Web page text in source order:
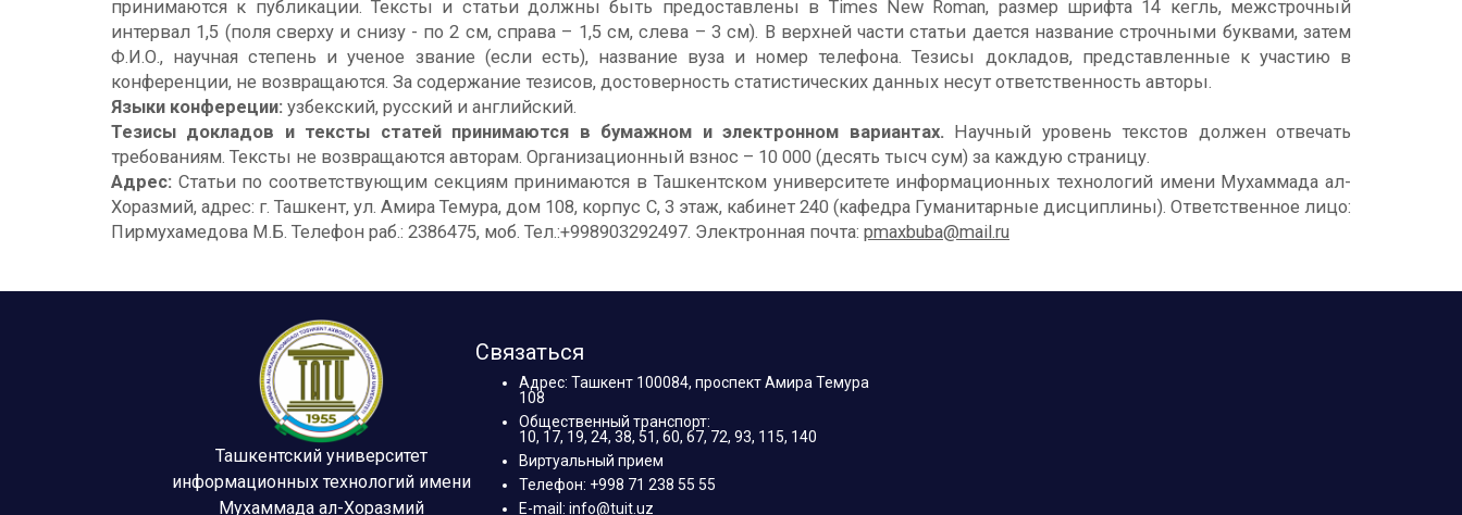
принимаются к публикации. Тексты и статьи должны быть предоставлены в Times New Roman, размер шрифта 14 кегль, межстрочный
интервал 1,5 (поля сверху и снизу - по 2 см, справа – 1,5 см, слева – 3 см). В верхней части статьи дается название строчными буквами, затем
Ф.И.О., научная степень и ученое звание (если есть), название вуза и номер телефона. Тезисы докладов, представленные к участию в
конференции, не возвращаются. За содержание тезисов, достоверность статистических данных несут ответственность авторы.
Языки конфереции: узбекский, русский и английский.
Тезисы докладов и тексты статей принимаются в бумажном и электронном вариантах.Научный уровень текстов должен отвечать
требованиям. Тексты не возвращаются авторам. Организационный взнос – 10 000 (десять тысч сум) за каждую страницу.
Адрес: Статьи по соответствующим секциям принимаются в Ташкентском университете информационных технологий имени Мухаммада ал-
Хоразмий, адрес: г. Ташкент, ул. Амира Темура, дом 108, корпус С, 3 этаж, кабинет 240 (кафедра Гуманитарные дисциплины). Ответственное лицо:
Пирмухамедова М.Б. Телефон раб.: 2386475, моб. Тел.:+998903292497. Электронная почта: pmaxbuba@mail.ru
Ташкентский университет
информационных технологий имени
Мухаммада ал-Хоразмий
Связаться
Адрес: Ташкент 100084, проспект Амира Темура
108
Общественный транспорт:
10, 17, 19, 24, 38, 51, 60, 67, 72, 93, 115, 140
Виртуальный прием
Телефон: +998 71 238 55 55
E-mail: info@tuit.uz